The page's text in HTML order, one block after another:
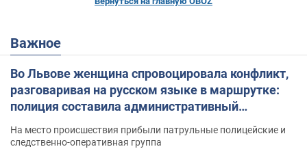
Важное
Во Львове женщина спровоцировала конфликт,
разговаривая на русском языке в маршрутке:
полиция составила административный
протокол. Видео
На место происшествия прибыли патрульные полицейские и
следственно-оперативная группа